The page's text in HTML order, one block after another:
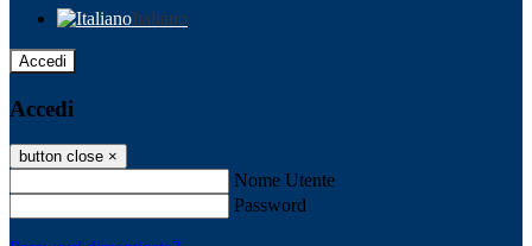
Italiano
Accedi
Accedi
button close ×
Nome Utente
Password